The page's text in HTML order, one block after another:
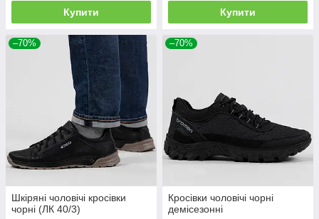
Купити Купити
–70%
Шкіряні чоловічі кросівки
чорні (ЛК 40/3)
–70%
Кросівки чоловічі чорні
демісезонні